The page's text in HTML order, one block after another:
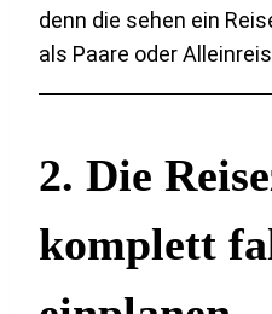
denn die sehen ein
als Paare oder
2. Die
komplett